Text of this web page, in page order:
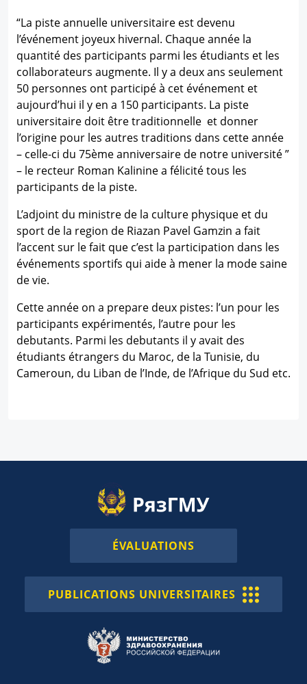
“La piste annuelle universitaire est devenu
l’événement joyeux hivernal. Chaque année la
quantité des participants parmi les étudiants et les
collaborateurs augmente. Il y a deux ans seulement
50 personnes ont participé à cet événement et
aujourd’hui il y en a 150 participants. La piste
universitaire doit être traditionnelle et donner
l’origine pour les autres traditions dans cette année
– celle-ci du 75ème anniversaire de notre université ”
– le recteur Roman Kalinine a félicité tous les
participants de la piste.
L’adjoint du ministre de la culture physique et du
sport de la region de Riazan Pavel Gamzin a fait
l’accent sur le fait que c’est la participation dans les
événements sportifs qui aide à mener la mode saine
de vie.
Cette année on a prepare deux pistes: l’un pour les
participants expérimentés, l’autre pour les
debutants. Parmi les debutants il y avait des
étudiants étrangers du Maroc, de la Tunisie, du
Cameroun, du Liban de l’Inde, de l’Afrique du Sud etc.
ÉVALUATIONS
PUBLICATIONS UNIVERSITAIRES